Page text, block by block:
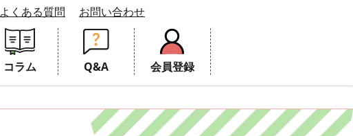
よくある質問 お問い合わせ
コラム Q&A 会員登録